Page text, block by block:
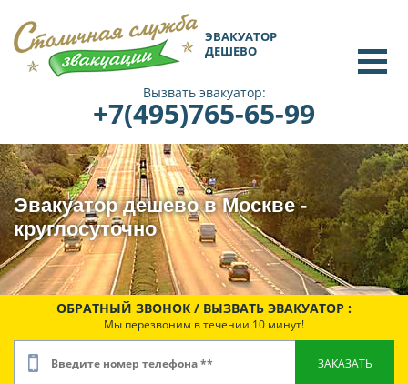
ЭВАКУАТОР
ДЕШЕВО
Вызвать эвакуатор:
+7(495)765-65-99
Эвакуатор дешево в Москве -
круглосуточно
ОБРАТНЫЙ ЗВОНОК / ВЫЗВАТЬ ЭВАКУАТОР :
Мы перезвоним в течении 10 минут!